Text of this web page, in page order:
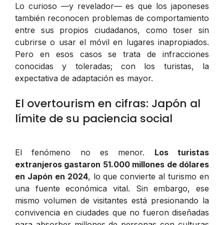
Lo curioso —y revelador— es que los japoneses
también reconocen problemas de comportamiento
entre sus propios ciudadanos, como toser sin
cubrirse o usar el móvil en lugares inapropiados.
Pero en esos casos se trata de infracciones
conocidas y toleradas; con los turistas, la
expectativa de adaptación es mayor.
El overtourism en cifras: Japón al
límite de su paciencia social
El fenómeno no es menor. Los turistas
extranjeros gastaron 51.000 millones de dólares
en Japón en 2024, lo que convierte al turismo en
una fuente económica vital. Sin embargo, ese
mismo volumen de visitantes está presionando la
convivencia en ciudades que no fueron diseñadas